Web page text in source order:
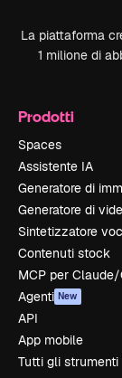
La piattaforma
1 milione di
Prodotti
Spaces
Assistente IA
Generatore di
Generatore di
Sintetizzatore
Contenuti stock
MCP per Claude/
Agenti New
API
App mobile
Tutti gli strumenti